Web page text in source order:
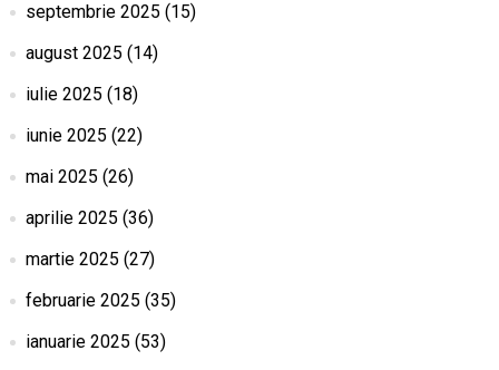
septembrie 2025 (15)
august 2025 (14)
iulie 2025 (18)
iunie 2025 (22)
mai 2025 (26)
aprilie 2025 (36)
martie 2025 (27)
februarie 2025 (35)
ianuarie 2025 (53)